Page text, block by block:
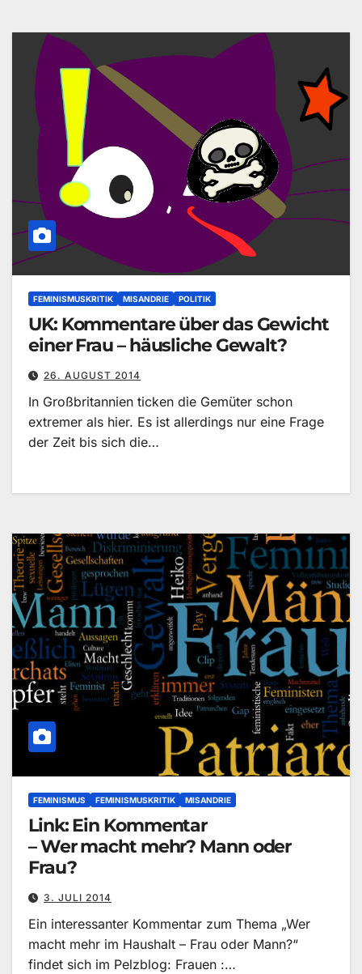
FEMINISMUSKRITIK MISANDRIE POLITIK
UK: Kommentare über das Gewicht
einer Frau – häusliche Gewalt?
26. AUGUST 2014
In Großbritannien ticken die Gemüter schon
extremer als hier. Es ist allerdings nur eine Frage
der Zeit bis sich die…
FEMINISMUS FEMINISMUSKRITIK MISANDRIE
Link: Ein Kommentar
– Wer macht mehr? Mann oder
Frau?
3. JULI 2014
Ein interessanter Kommentar zum Thema „Wer
macht mehr im Haushalt – Frau oder Mann?“
findet sich im Pelzblog: Frauen :…